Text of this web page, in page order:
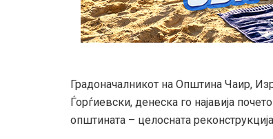
Градоначалникот на Општина Чаир,
Ѓорѓиевски, денеска го најавија
општината – целосната